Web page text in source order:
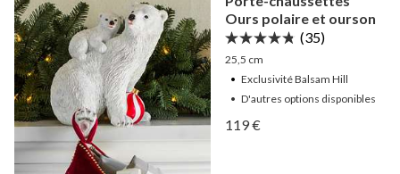
Ours polaire et ourson
(35)
25,5 cm
Exclusivité Balsam Hill
• D'autres options disponibles
Afficher Porte-
Afficher Porte-
119 €